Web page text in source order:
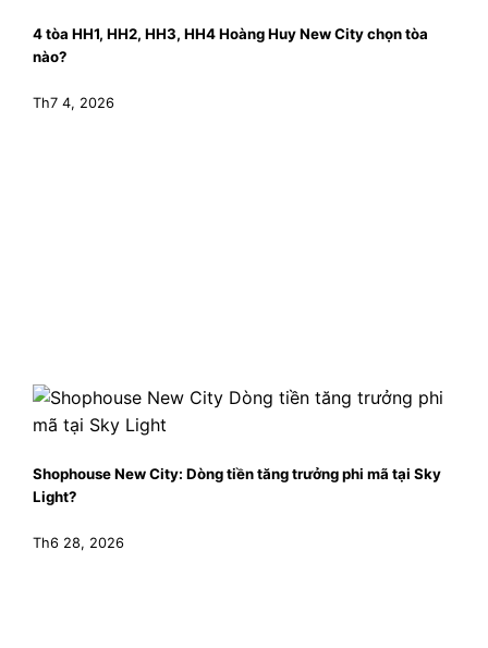
4 tòa HH1, HH2, HH3, HH4 Hoàng Huy New City chọn tòa
nào?
Th7 4, 2026
Shophouse New City: Dòng tiền tăng trưởng phi mã tại Sky
Light?
Th6 28, 2026